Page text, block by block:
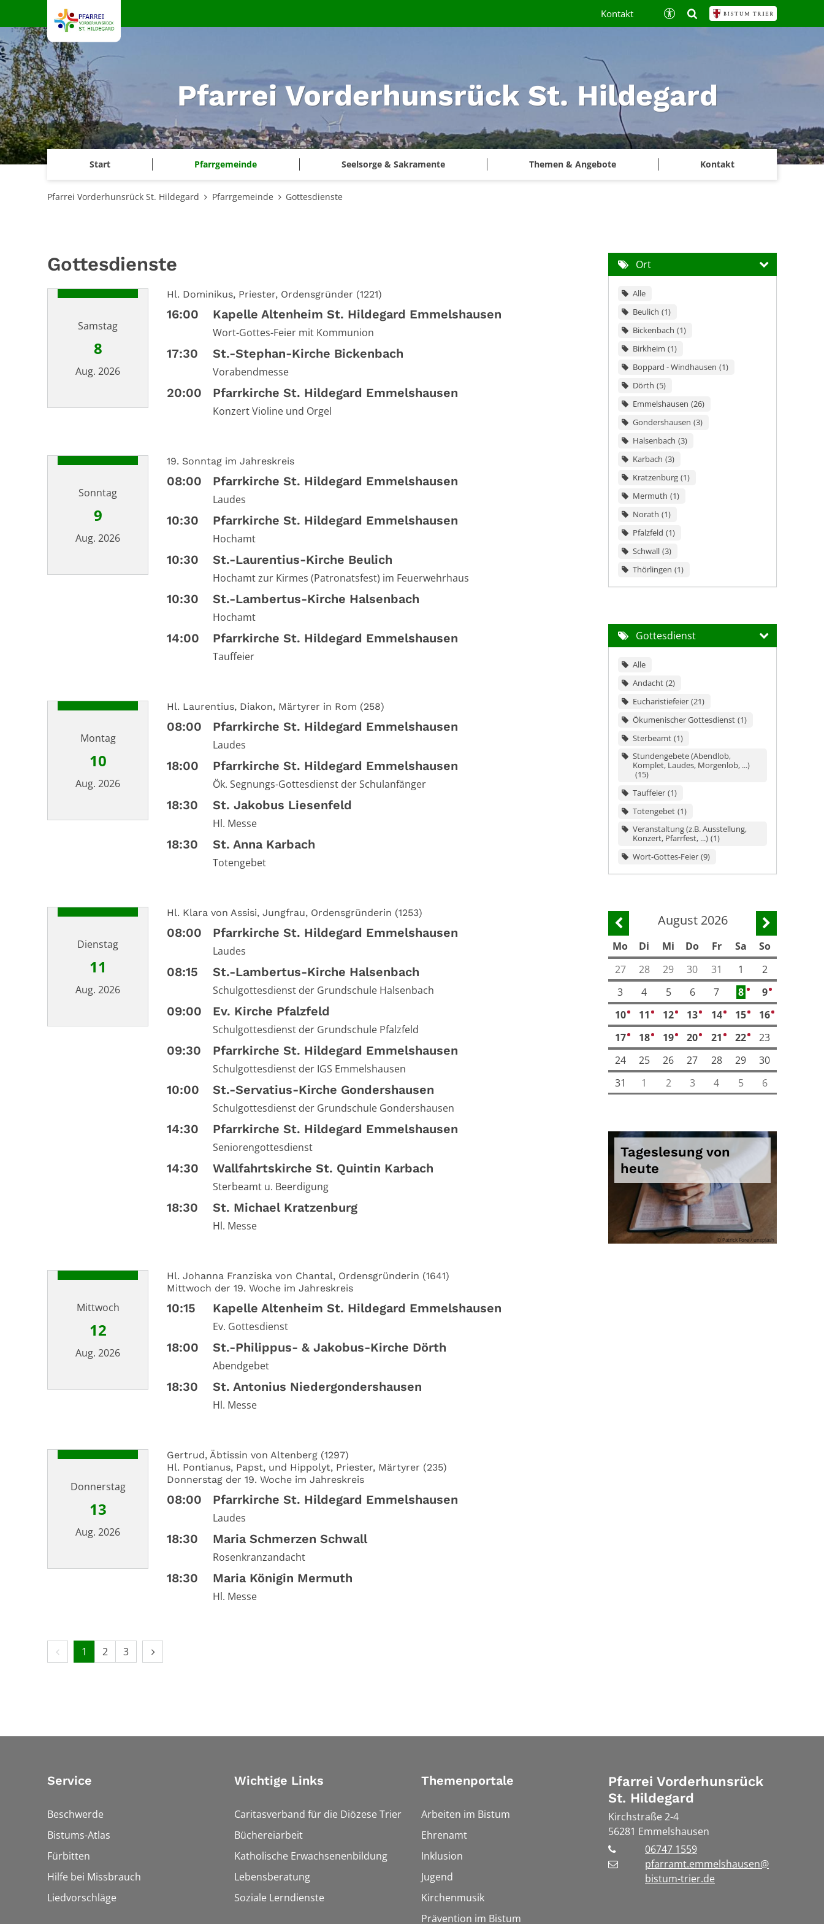
Zum Inhalt springen
Pfarrei Vorderhunsrück St. Hildegard
Start Pfarrgemeinde Seelsorge & Sakramente Themen & Angebote Kontakt
Kontakt
Pfarrei Vorderhunsrück St. Hildegard Pfarrgemeinde Gottesdienste
Gottesdienste
Samstag
8
Aug. 2026
Hl. Dominikus, Priester, Ordensgründer (1221)
16:00 Kapelle Altenheim St. Hildegard Emmelshausen
Wort-Gottes-Feier mit Kommunion
17:30 St.-Stephan-Kirche Bickenbach
Vorabendmesse
20:00 Pfarrkirche St. Hildegard Emmelshausen
Konzert Violine und Orgel
Sonntag
9
Aug. 2026
19. Sonntag im Jahreskreis
08:00 Pfarrkirche St. Hildegard Emmelshausen
Laudes
10:30 Pfarrkirche St. Hildegard Emmelshausen
Hochamt
10:30 St.-Laurentius-Kirche Beulich
Hochamt zur Kirmes (Patronatsfest) im Feuerwehrhaus
10:30 St.-Lambertus-Kirche Halsenbach
Hochamt
14:00 Pfarrkirche St. Hildegard Emmelshausen
Tauffeier
Montag
10
Aug. 2026
Hl. Laurentius, Diakon, Märtyrer in Rom (258)
08:00 Pfarrkirche St. Hildegard Emmelshausen
Laudes
18:00 Pfarrkirche St. Hildegard Emmelshausen
Ök. Segnungs-Gottesdienst der Schulanfänger
18:30 St. Jakobus Liesenfeld
Hl. Messe
18:30 St. Anna Karbach
Totengebet
Dienstag
11
Aug. 2026
Hl. Klara von Assisi, Jungfrau, Ordensgründerin (1253)
08:00 Pfarrkirche St. Hildegard Emmelshausen
Laudes
08:15 St.-Lambertus-Kirche Halsenbach
Schulgottesdienst der Grundschule Halsenbach
09:00 Ev. Kirche Pfalzfeld
Schulgottesdienst der Grundschule Pfalzfeld
09:30 Pfarrkirche St. Hildegard Emmelshausen
Schulgottesdienst der IGS Emmelshausen
10:00 St.-Servatius-Kirche Gondershausen
Schulgottesdienst der Grundschule Gondershausen
14:30 Pfarrkirche St. Hildegard Emmelshausen
Seniorengottesdienst
14:30 Wallfahrtskirche St. Quintin Karbach
Sterbeamt u. Beerdigung
18:30 St. Michael Kratzenburg
Hl. Messe
Mittwoch
12
Aug. 2026
Hl. Johanna Franziska von Chantal, Ordensgründerin (1641)
Mittwoch der 19. Woche im Jahreskreis
10:15 Kapelle Altenheim St. Hildegard Emmelshausen
Ev. Gottesdienst
18:00 St.-Philippus- & Jakobus-Kirche Dörth
Abendgebet
18:30 St. Antonius Niedergondershausen
Hl. Messe
Donnerstag
13
Aug. 2026
Gertrud, Äbtissin von Altenberg (1297)
Hl. Pontianus, Papst, und Hippolyt, Priester, Märtyrer (235)
Donnerstag der 19. Woche im Jahreskreis
08:00 Pfarrkirche St. Hildegard Emmelshausen
Laudes
18:30 Maria Schmerzen Schwall
Rosenkranzandacht
18:30 Maria Königin Mermuth
Hl. Messe
Vorherige Seite
1 2 3 Nächste Seite
Ort
Alle
Beulich 1
Bickenbach 1
Birkheim 1
Boppard - Windhausen 1
Dörth 5
Emmelshausen 26
Gondershausen 3
Halsenbach 3
Karbach 3
Kratzenburg 1
Mermuth 1
Norath 1
Pfalzfeld 1
Schwall 3
Thörlingen 1
Gottesdienst
Alle
Andacht 2
Eucharistiefeier 21
Ökumenischer Gottesdienst 1
Sterbeamt 1
Stundengebete (Abendlob,
Komplet, Laudes, Morgenlob, ...)
15
Tauffeier 1
Totengebet 1
Veranstaltung (z.B. Ausstellung,
Konzert, Pfarrfest, ...) 1
Wort-Gottes-Feier 9
Vorherige Seite
August 2026 Nächste
Mo Di Mi Do Fr Sa
So
27
28 29 30 31 1
2
3
4 5 6 7 8 3 95
104 11 8 123 133 143 154 164
172 182 192 203 21 3 223
23
24
25 26 27 28 29
30
31
1 2 3 4 5 6
Tageslesung von
heute
© Patrick Fore / unsplash
Service
Beschwerde
Bistums-Atlas
Fürbitten
Hilfe bei Missbrauch
Liedvorschläge
Wichtige Links
Caritasverband für die Diözese Trier
Büchereiarbeit
Katholische Erwachsenenbildung
Lebensberatung
Soziale Lerndienste
Themenportale
Arbeiten im Bistum
Ehrenamt
Inklusion
Jugend
Kirchenmusik
Prävention im Bistum
Pfarrei Vorderhunsrück
St. Hildegard
Kirchstraße 2-4
56281 Emmelshausen
06747 1559
pfarramt.emmelshausen@
bistum-trier.de